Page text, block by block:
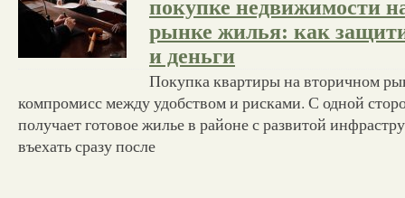
покупке недвижимости
рынке жилья: как
и деньги
Покупка квартиры на вторичном
компромисс между удобством и рисками. С одной
получает готовое жилье в районе с развитой
въехать сразу после